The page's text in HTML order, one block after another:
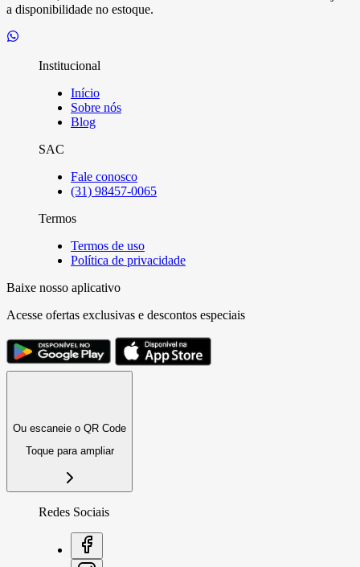
a disponibilidade no estoque.
Institucional
Início
Sobre nós
Blog
SAC
Fale conosco
(31) 98457-0065
Termos
Termos de uso
Política de privacidade
Baixe nosso aplicativo
Acesse ofertas exclusivas e descontos especiais
Ou escaneie o QR Code
Toque para ampliar
Redes Sociais